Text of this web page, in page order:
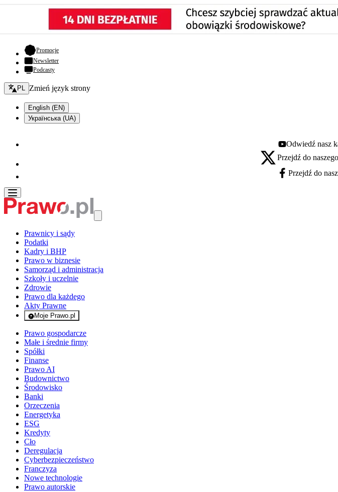
Promocje- otwiera się w nowej karcie
Newsletter
Podcasty
Zmień język - bieżący:
PL Zmień język strony
English (EN)
Українська (UA)
Youtube - otwiera się w
Odwiedź nasz
X - otwiera się w nowej karcie
Przejdź do
Facebook - otwiera się
Przejdź do
Prawnicy i sądy
Podatki
Kadry i BHP
Prawo w biznesie
Samorząd i administracja
Szkoły i uczelnie
Zdrowie
Prawo dla każdego
Akty Prawne
Moje Prawo.pl
- rejestracja i logowanie do serwisu
Prawo gospodarcze
Małe i średnie firmy
Spółki
Finanse
Prawo AI
Budownictwo
Środowisko
Banki
Orzeczenia
Energetyka
ESG
Kredyty
Cło
Deregulacja
Cyberbezpieczeństwo
Franczyza
Nowe technologie
Prawo autorskie